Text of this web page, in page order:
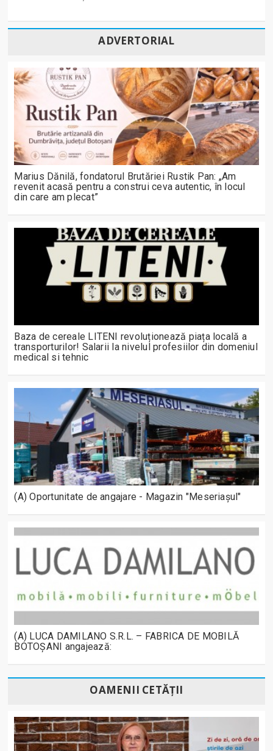
ADVERTORIAL
Marius Dănilă, fondatorul Brutăriei Rustik Pan: „Am
revenit acasă pentru a construi ceva autentic, în locul
din care am plecat”
Baza de cereale LITENI revoluționează piața locală a
transporturilor! Salarii la nivelul profesiilor din domeniul
medical si tehnic
(A) Oportunitate de angajare - Magazin "Meseriașul"
(A) LUCA DAMILANO S.R.L. – FABRICA DE MOBILĂ
BOTOȘANI angajează:
OAMENII CETĂȚII